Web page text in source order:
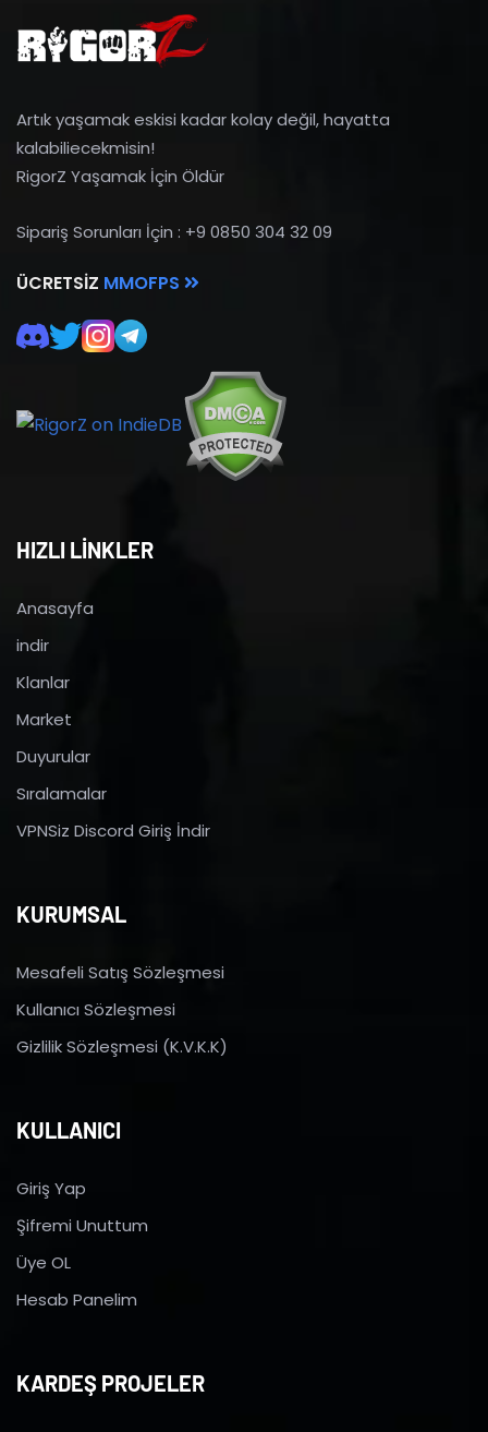
Artık yaşamak eskisi kadar kolay değil, hayatta
kalabiliecekmisin!
RigorZ Yaşamak İçin Öldür
Sipariş Sorunları İçin : +9 0850 304 32 09
ÜCRETSIZ MMOFPS
HIZLI LİNKLER
Anasayfa
indir
Klanlar
Market
Duyurular
Sıralamalar
VPNSiz Discord Giriş İndir
KURUMSAL
Mesafeli Satış Sözleşmesi
Kullanıcı Sözleşmesi
Gizlilik Sözleşmesi (K.V.K.K)
KULLANICI
Giriş Yap
Şifremi Unuttum
Üye OL
Hesab Panelim
KARDEŞ PROJELER